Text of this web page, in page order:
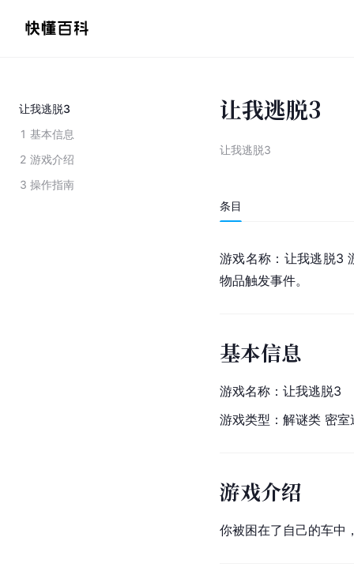
让我逃脱3
1 基本信息
2 游戏介绍
3 操作指南
让我逃脱3
让我逃脱3
条目
游戏名称：让我逃脱3
物品触发事件。
基本信息
游戏名称：让我逃脱3
游戏类型：解谜类 密室
游戏介绍
你被困在了自己的车中